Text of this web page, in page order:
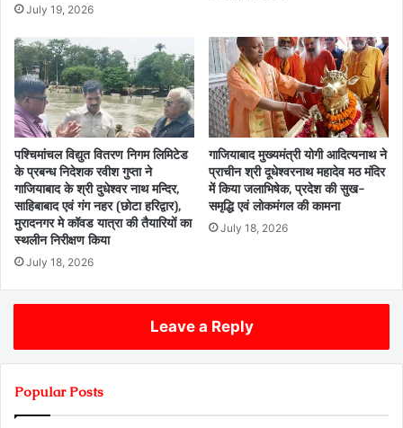
July 19, 2026
पश्चिमांचल विद्युत वितरण निगम लिमिटेड
के प्रबन्ध निदेशक रवीश गुप्ता ने
गाजियाबाद के श्री दुधेश्वर नाथ मन्दिर,
साहिबाबाद एवं गंग नहर (छोटा हरिद्वार),
मुरादनगर मे कॉवड यात्रा की तैयारियों का
स्थलीन निरीक्षण किया
July 18, 2026
गाजियाबाद मुख्यमंत्री योगी आदित्यनाथ ने
प्राचीन श्री दूधेश्वरनाथ महादेव मठ मंदिर
में किया जलाभिषेक, प्रदेश की सुख-
समृद्धि एवं लोकमंगल की कामना
July 18, 2026
Leave a Reply
Popular Posts